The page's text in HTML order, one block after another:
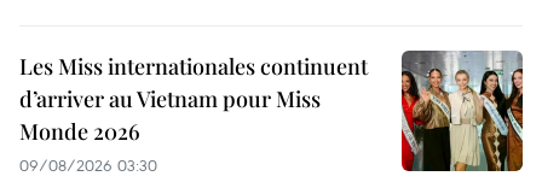
Les Miss internationales continuent
d’arriver au Vietnam pour Miss
Monde 2026
09/08/2026 03:30